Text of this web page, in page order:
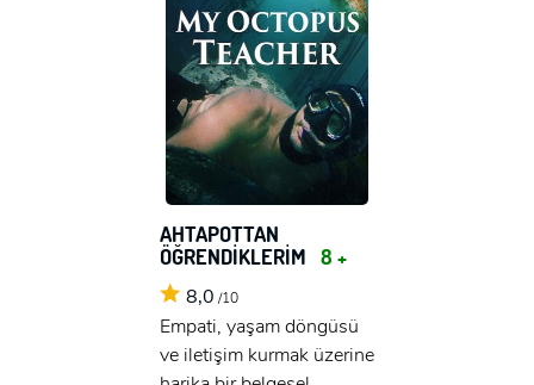
AHTAPOTTAN
ÖĞRENDİKLERİM 8 +
8,0 /10
Empati, yaşam döngüsü
ve iletişim kurmak üzerine